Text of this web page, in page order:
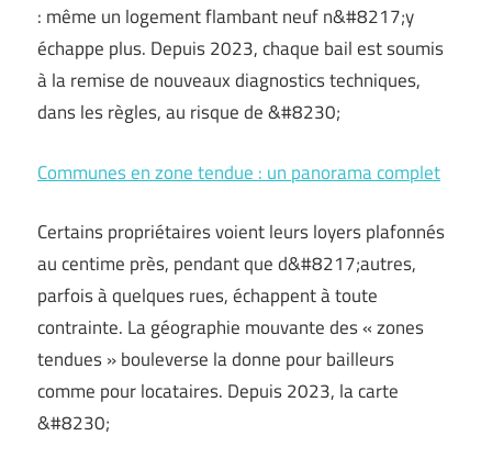
: même un logement flambant neuf n&#8217;y
échappe plus. Depuis 2023, chaque bail est soumis
à la remise de nouveaux diagnostics techniques,
dans les règles, au risque de &#8230;
Communes en zone tendue : un panorama complet
Certains propriétaires voient leurs loyers plafonnés
au centime près, pendant que d&#8217;autres,
parfois à quelques rues, échappent à toute
contrainte. La géographie mouvante des « zones
tendues » bouleverse la donne pour bailleurs
comme pour locataires. Depuis 2023, la carte
&#8230;